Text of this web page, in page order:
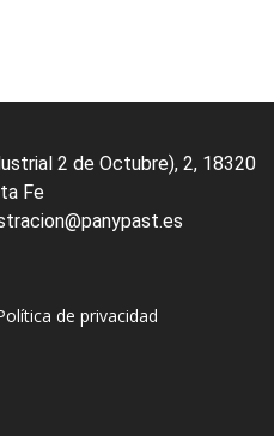
2 de Octubre), 2, 18320
Fe
de privacidad